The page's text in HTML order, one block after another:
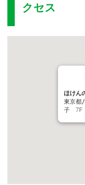
クセス
ほけん
東京都
子 7F